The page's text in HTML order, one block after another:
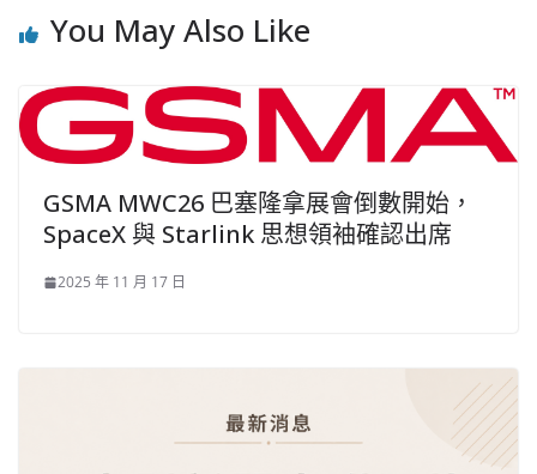
You May Also Like
GSMA MWC26 巴塞隆拿展會倒數開始，
SpaceX 與 Starlink 思想領袖確認出席
2025 年 11 月 17 日